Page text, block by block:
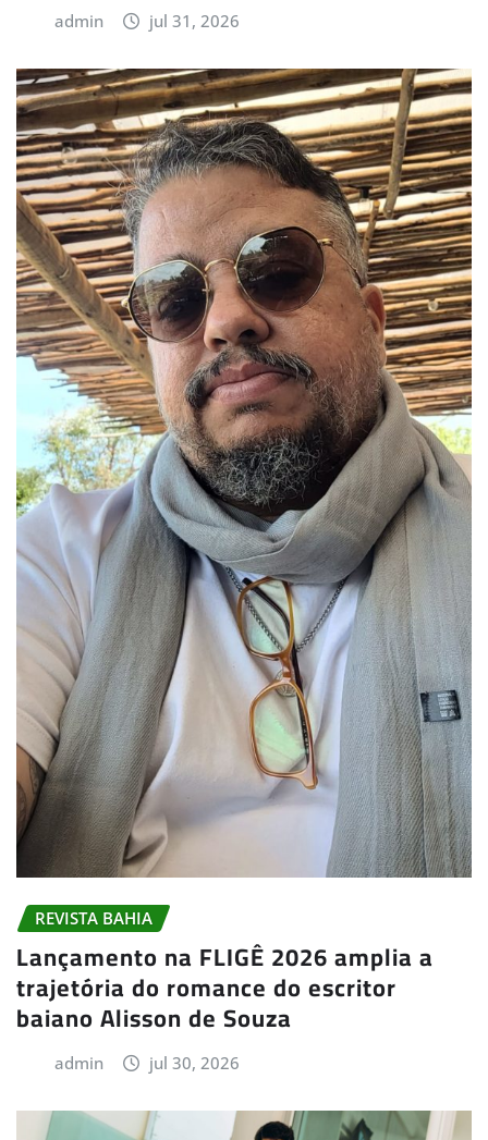
admin jul 31, 2026
REVISTA BAHIA
Lançamento na FLIGÊ 2026 amplia a
trajetória do romance do escritor
baiano Alisson de Souza
admin jul 30, 2026